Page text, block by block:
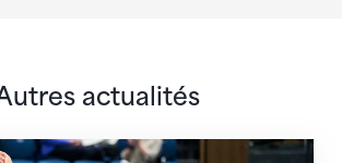
actualités
: les Championnats du monde